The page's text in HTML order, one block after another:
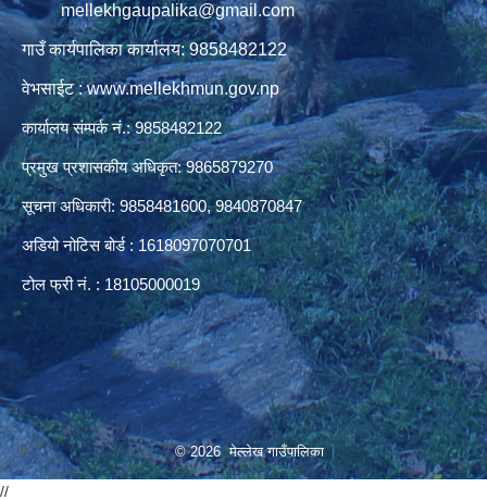
mellekhgaupalika@gmail.com
गाउँ कार्यपालिका कार्यालय: 9858482122
वेभसाईट : www.mellekhmun.gov.np
कार्यालय संम्पर्क नं.: 9858482122
प्रमुख प्रशासकीय अधिकृत: 9865879270
सूचना अधिकारी: 9858481600, 9840870847
अडियो नोटिस बोर्ड : 1618097070701
टोल फ्री नं. : 18105000019
© 2026 मेल्लेख गाउँपालिका
//